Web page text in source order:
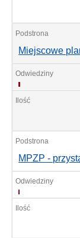
Miejscowe
1644
MPZP -
564